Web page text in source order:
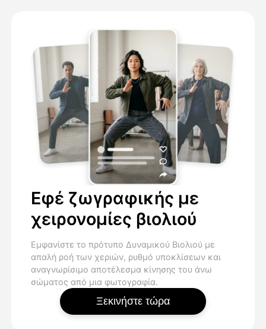
Εφέ ζωγραφικής με
χειρονομίες βιολιού
Εμφανίστε το πρότυπο Δυναμικού Βιολιού με
απαλή ροή των χεριών, ρυθμό υποκλίσεων και
αναγνωρίσιμο αποτέλεσμα κίνησης του άνω
σώματος από μια φωτογραφία.
Ξεκινήστε τώρα